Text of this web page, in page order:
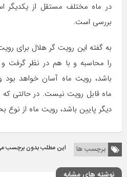
در ماه مختلف مستقل از یکدیگر
بررسی است.
به گفته این رویت گر هلال برای
را محاسبه و با هم در نظر گرفت و
باشد، رویت ماه آسان خواهد بود و
ماه قابل رویت نیست. در حالتی که
دیگر پایین باشد، رویت ماه از نوع
برچسب ها این مطلب بدون برچسب